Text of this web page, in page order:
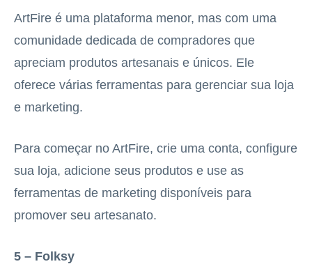
ArtFire é uma plataforma menor, mas com uma
comunidade dedicada de compradores que
apreciam produtos artesanais e únicos. Ele
oferece várias ferramentas para gerenciar sua loja
e marketing.
Para começar no ArtFire, crie uma conta, configure
sua loja, adicione seus produtos e use as
ferramentas de marketing disponíveis para
promover seu artesanato.
5 – Folksy